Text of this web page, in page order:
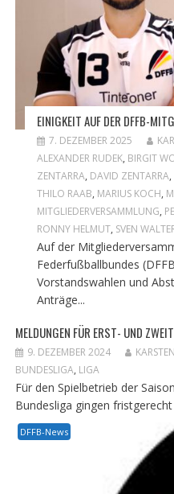
EINIGKEIT AUF DER DFFB-
7. DEZEMBER 2025
ALEXANDER RUDEK, BIRGIT
ZENTARRA, DAVID ZENTARRA,
THILO RAAB, MARIUS KOCH,
MITGLIEDERVERSAMMLUNG,
RONNY HELMUT, SVEN
Auf der
Federfußballbundes
Vorstandswahlen und
Anträge...
MELDUNGEN FÜR ERST- UND
9. DEZEMBER 2024
BUNDESLIGA, LIGA
Für den Spielbetrieb der
Bundesliga gingen
DFFB-News